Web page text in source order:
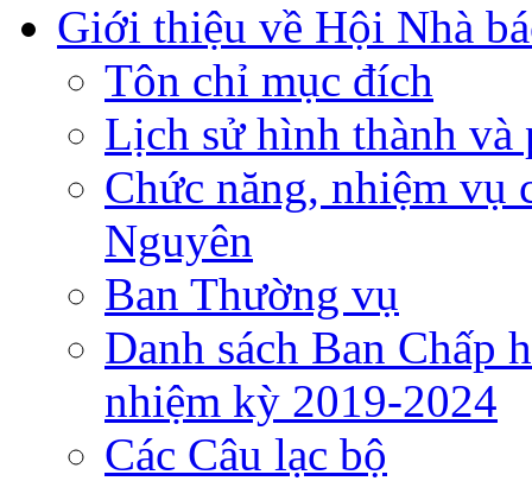
Giới thiệu về Hội Nhà
Tôn chỉ mục đích
Lịch sử hình thành và
Chức năng, nhiệm vụ
Nguyên
Ban Thường vụ
Danh sách Ban Chấp
nhiệm kỳ 2019-2024
Các Câu lạc bộ